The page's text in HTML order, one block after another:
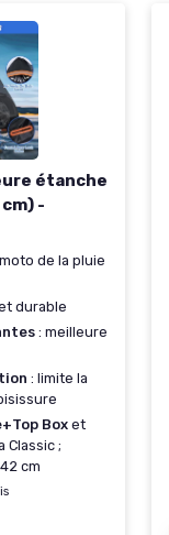
étanche
-
de la pluie
durable
: meilleure
: limite la
Boxet
Classic ;
cm